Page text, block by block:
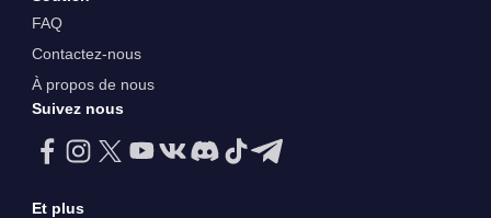
FAQ
Contactez-nous
À propos de nous
Suivez nous
Et plus